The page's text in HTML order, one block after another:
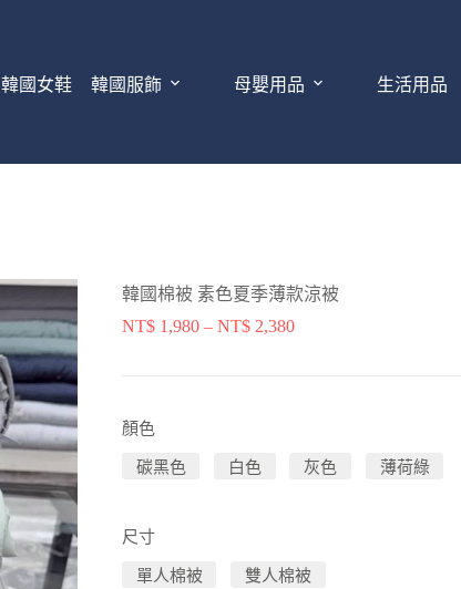
韓國女鞋 韓國服飾 母嬰用品 生活用品
韓國棉被 素色夏季薄款涼被
NT$ 1,980 – NT$ 2,380
顏色
碳黑色 白色 灰色 薄荷綠
尺寸
單人棉被 雙人棉被